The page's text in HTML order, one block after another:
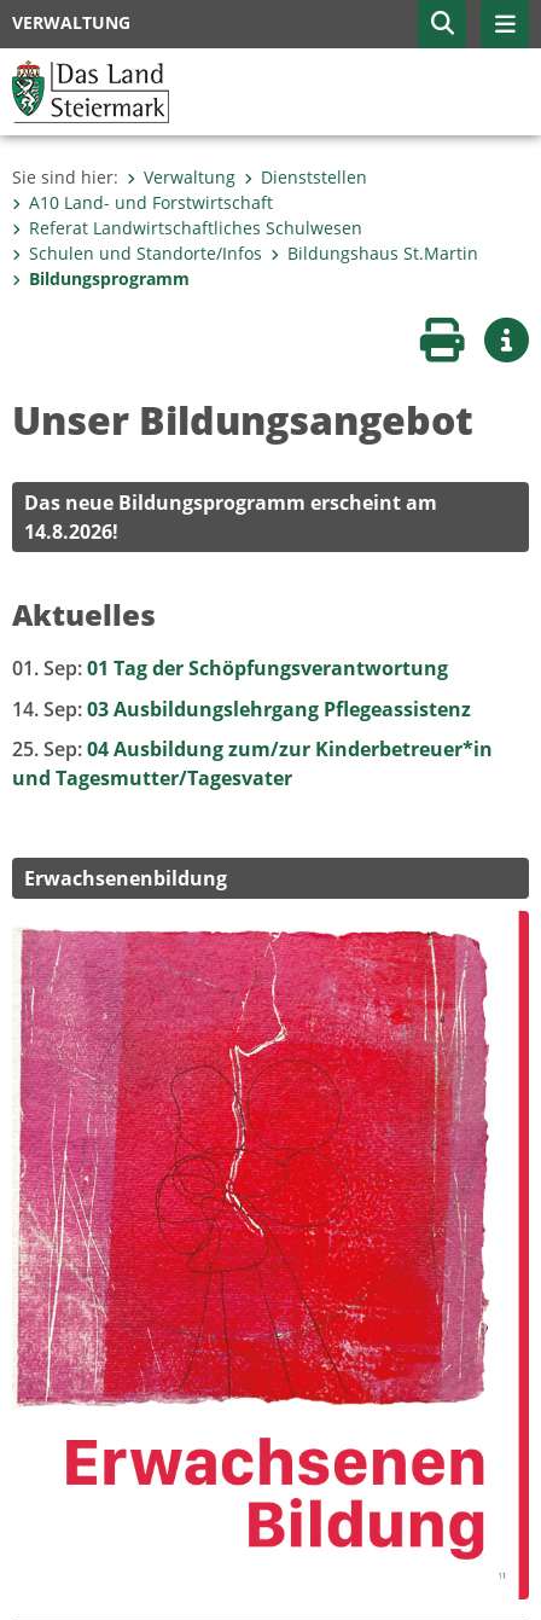
VERWALTUNG
Sie sind hier: Verwaltung
Dienststellen
A10 Land- und Forstwirtschaft
Referat Landwirtschaftliches Schulwesen
Schulen und Standorte/Infos
Bildungshaus St.Martin
Bildungsprogramm
Seite
Unser Bildungsangebot
Das neue Bildungsprogramm erscheint am
14.8.2026!
Aktuelles
01. Sep:01 Tag der Schöpfungsverantwortung
14. Sep:03 Ausbildungslehrgang Pflegeassistenz
25. Sep:04 Ausbildung zum/zur Kinderbetreuer*in
und Tagesmutter/Tagesvater
Erwachsenenbildung